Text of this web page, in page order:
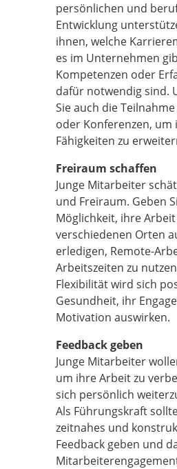
persönlichen und
Entwicklung
ihnen, welche
es im Unternehmen
Kompetenzen oder
dafür notwendig sind.
Sie auch die
oder Konferenzen, um
Fähigkeiten zu
Freiraum schaffen
Junge Mitarbeiter
und Freiraum. Geben
Möglichkeit, ihre
verschiedenen Orten
erledigen, Remote-
Arbeitszeiten zu
Flexibilität wird sich
Gesundheit, ihr
Motivation auswirken.
Feedback geben
Junge Mitarbeiter
um ihre Arbeit zu
sich persönlich
Als Führungskraft
zeitnahes und
Feedback geben und